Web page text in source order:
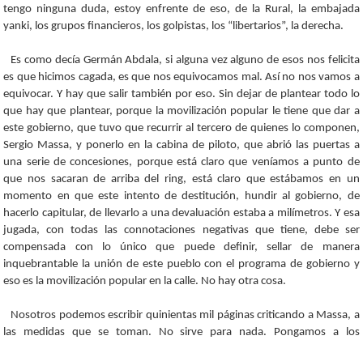
tengo ninguna duda, estoy enfrente de eso, de la Rural, la embajada
yanki, los grupos financieros, los golpistas, los “libertarios”, la derecha.
Es como decía Germán Abdala, si alguna vez alguno de esos nos felicita
es que hicimos cagada, es que nos equivocamos mal. Así no nos vamos a
equivocar. Y hay que salir también por eso. Sin dejar de plantear todo lo
que hay que plantear, porque la movilización popular le tiene que dar a
este gobierno, que tuvo que recurrir al tercero de quienes lo componen,
Sergio Massa, y ponerlo en la cabina de piloto, que abrió las puertas a
una serie de concesiones, porque está claro que veníamos a punto de
que nos sacaran de arriba del ring, está claro que estábamos en un
momento en que este intento de destitución, hundir al gobierno, de
hacerlo capitular, de llevarlo a una devaluación estaba a milímetros. Y esa
jugada, con todas las connotaciones negativas que tiene, debe ser
compensada con lo único que puede definir, sellar de manera
inquebrantable la unión de este pueblo con el programa de gobierno y
eso es la movilización popular en la calle. No hay otra cosa.
Nosotros podemos escribir quinientas mil páginas criticando a Massa, a
las medidas que se toman. No sirve para nada. Pongamos a los